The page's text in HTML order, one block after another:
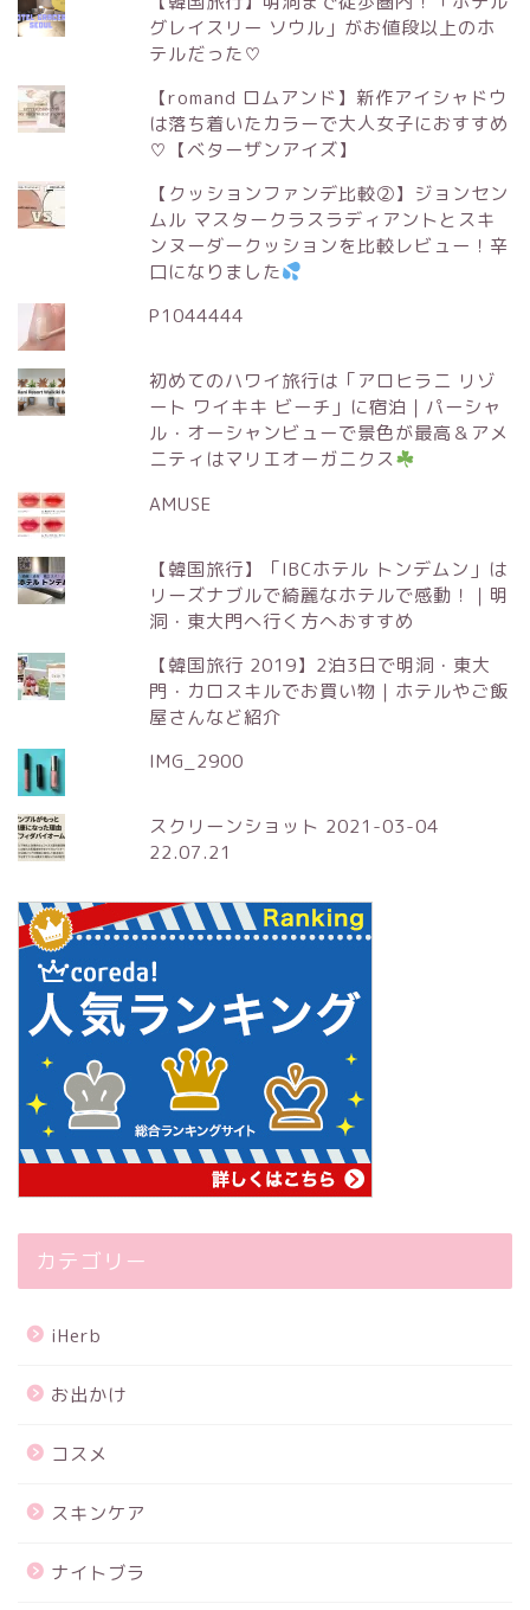
グレイスリー ソウル」がお値段以上のホ
テルだった♡
【romand ロムアンド】新作アイシャドウ
は落ち着いたカラーで大人女子におすすめ
♡【ベターザンアイズ】
【クッションファンデ比較②】ジョンセン
ムル マスタークラスラディアントとスキ
ンヌーダークッションを比較レビュー！辛
口になりました
P1044444
初めてのハワイ旅行は「アロヒラニ リゾ
ート ワイキキ ビーチ」に宿泊｜パーシャ
ル・オーシャンビューで景色が最高＆アメ
ニティはマリエオーガニクス
AMUSE
【韓国旅行】「IBCホテル トンデムン」は
リーズナブルで綺麗なホテルで感動！｜明
洞・東大門へ行く方へおすすめ
【韓国旅行 2019】2泊3日で明洞・東大
門・カロスキルでお買い物｜ホテルやご飯
屋さんなど紹介
IMG_2900
スクリーンショット 2021-03-04
22.07.21
カテゴリー
iHerb
お出かけ
コスメ
スキンケア
ナイトブラ